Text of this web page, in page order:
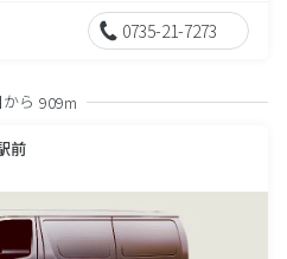
0735-21-7273
ら 909m
前